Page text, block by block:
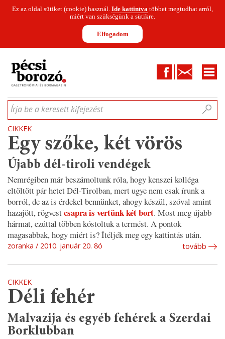
Ez az oldal sütiket (cookie) használ. Ide kattintva többet megtudhat arról,
miért van szükségünk a sütikre.
Elfogadom
FacebookKapcsolat
CIKKEKHÍREKINFOGRAFIKÁKMUNKATÁRSAKWINESOFA
Írja be a keresett kifejezést
CIKKEK
Egy szőke, két vörös
Újabb dél-tiroli vendégek
Nemrégiben már beszámoltunk róla, hogy kenszei kolléga
eltöltött pár hetet Dél-Tirolban, mert ugye nem csak írunk a
borról, de az is érdekel bennünket, ahogy készül, szóval amint
hazajött, rögvestcsapra is vertünk két bort. Most meg újabb
hármat, ezúttal többen kóstoltuk a termést. A pontok
magasabbak, hogy miért is? Ítéljék meg egy kattintás után.
zoranka 2010. január 20. 8ó tovább
CIKKEK
Déli fehér
Malvazija és egyéb fehérek a Szerdai
Borklubban